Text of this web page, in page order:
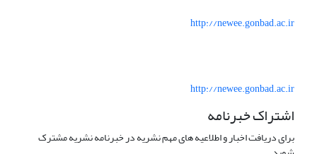
http://newee.gonbad.ac.ir
http://newee.gonbad.ac.ir
اشتراک خبرنامه
برای دریافت اخبار و اطلاعیه های مهم نشریه در خبرنامه نشریه مشترک